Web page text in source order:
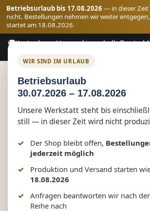
Zum Hauptinhalt springen
Betriebsurlaub bis 17.08.2026 — in dieser
nicht. Bestellungen nehmen wir weiter
startet am 18.08.2026.
WIR SIND IM URLAUB
Betriebsurlaub
30.07.2026 – 17.08.2026
Unsere Werkstatt steht bis
still — in dieser Zeit wird nicht
Der Shop bleibt offen,
jederzeit möglich
Produktion und Versand starten
18.08.2026
Anfragen beantworten wir nach
Reihe nach
🚚Kostenloser Versand innerhalb
Bestellwert
Shop Vereinswelt
kurzarm Baumwolle
Bildergalerie überspringen